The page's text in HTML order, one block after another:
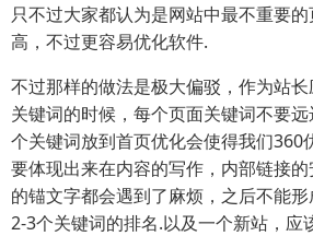
只不过大家都认为是网站中最不重要
高，不过更容易优化软件.
不过那样的做法是极大偏驳，作为站
关键词的时候，每个页面关键词不要
个关键词放到首页优化会使得我们360
要体现出来在内容的写作，内部链接
的锚文字都会遇到了麻烦，之后不能
2-3个关键词的排名.以及一个新站，应